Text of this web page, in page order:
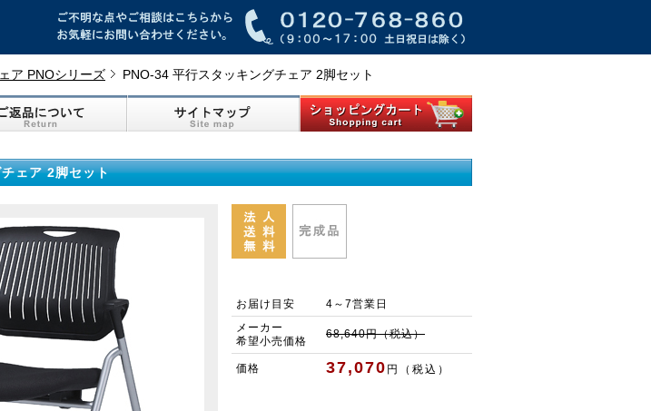
ア PNOシリーズ PNO-34 平行スタッキングチェア 2脚セット
ェア 2脚セット
お届け目安
4～7営業日
メーカー
希望小売価格
68,640円（税込）
価格 37,070 円（税込）